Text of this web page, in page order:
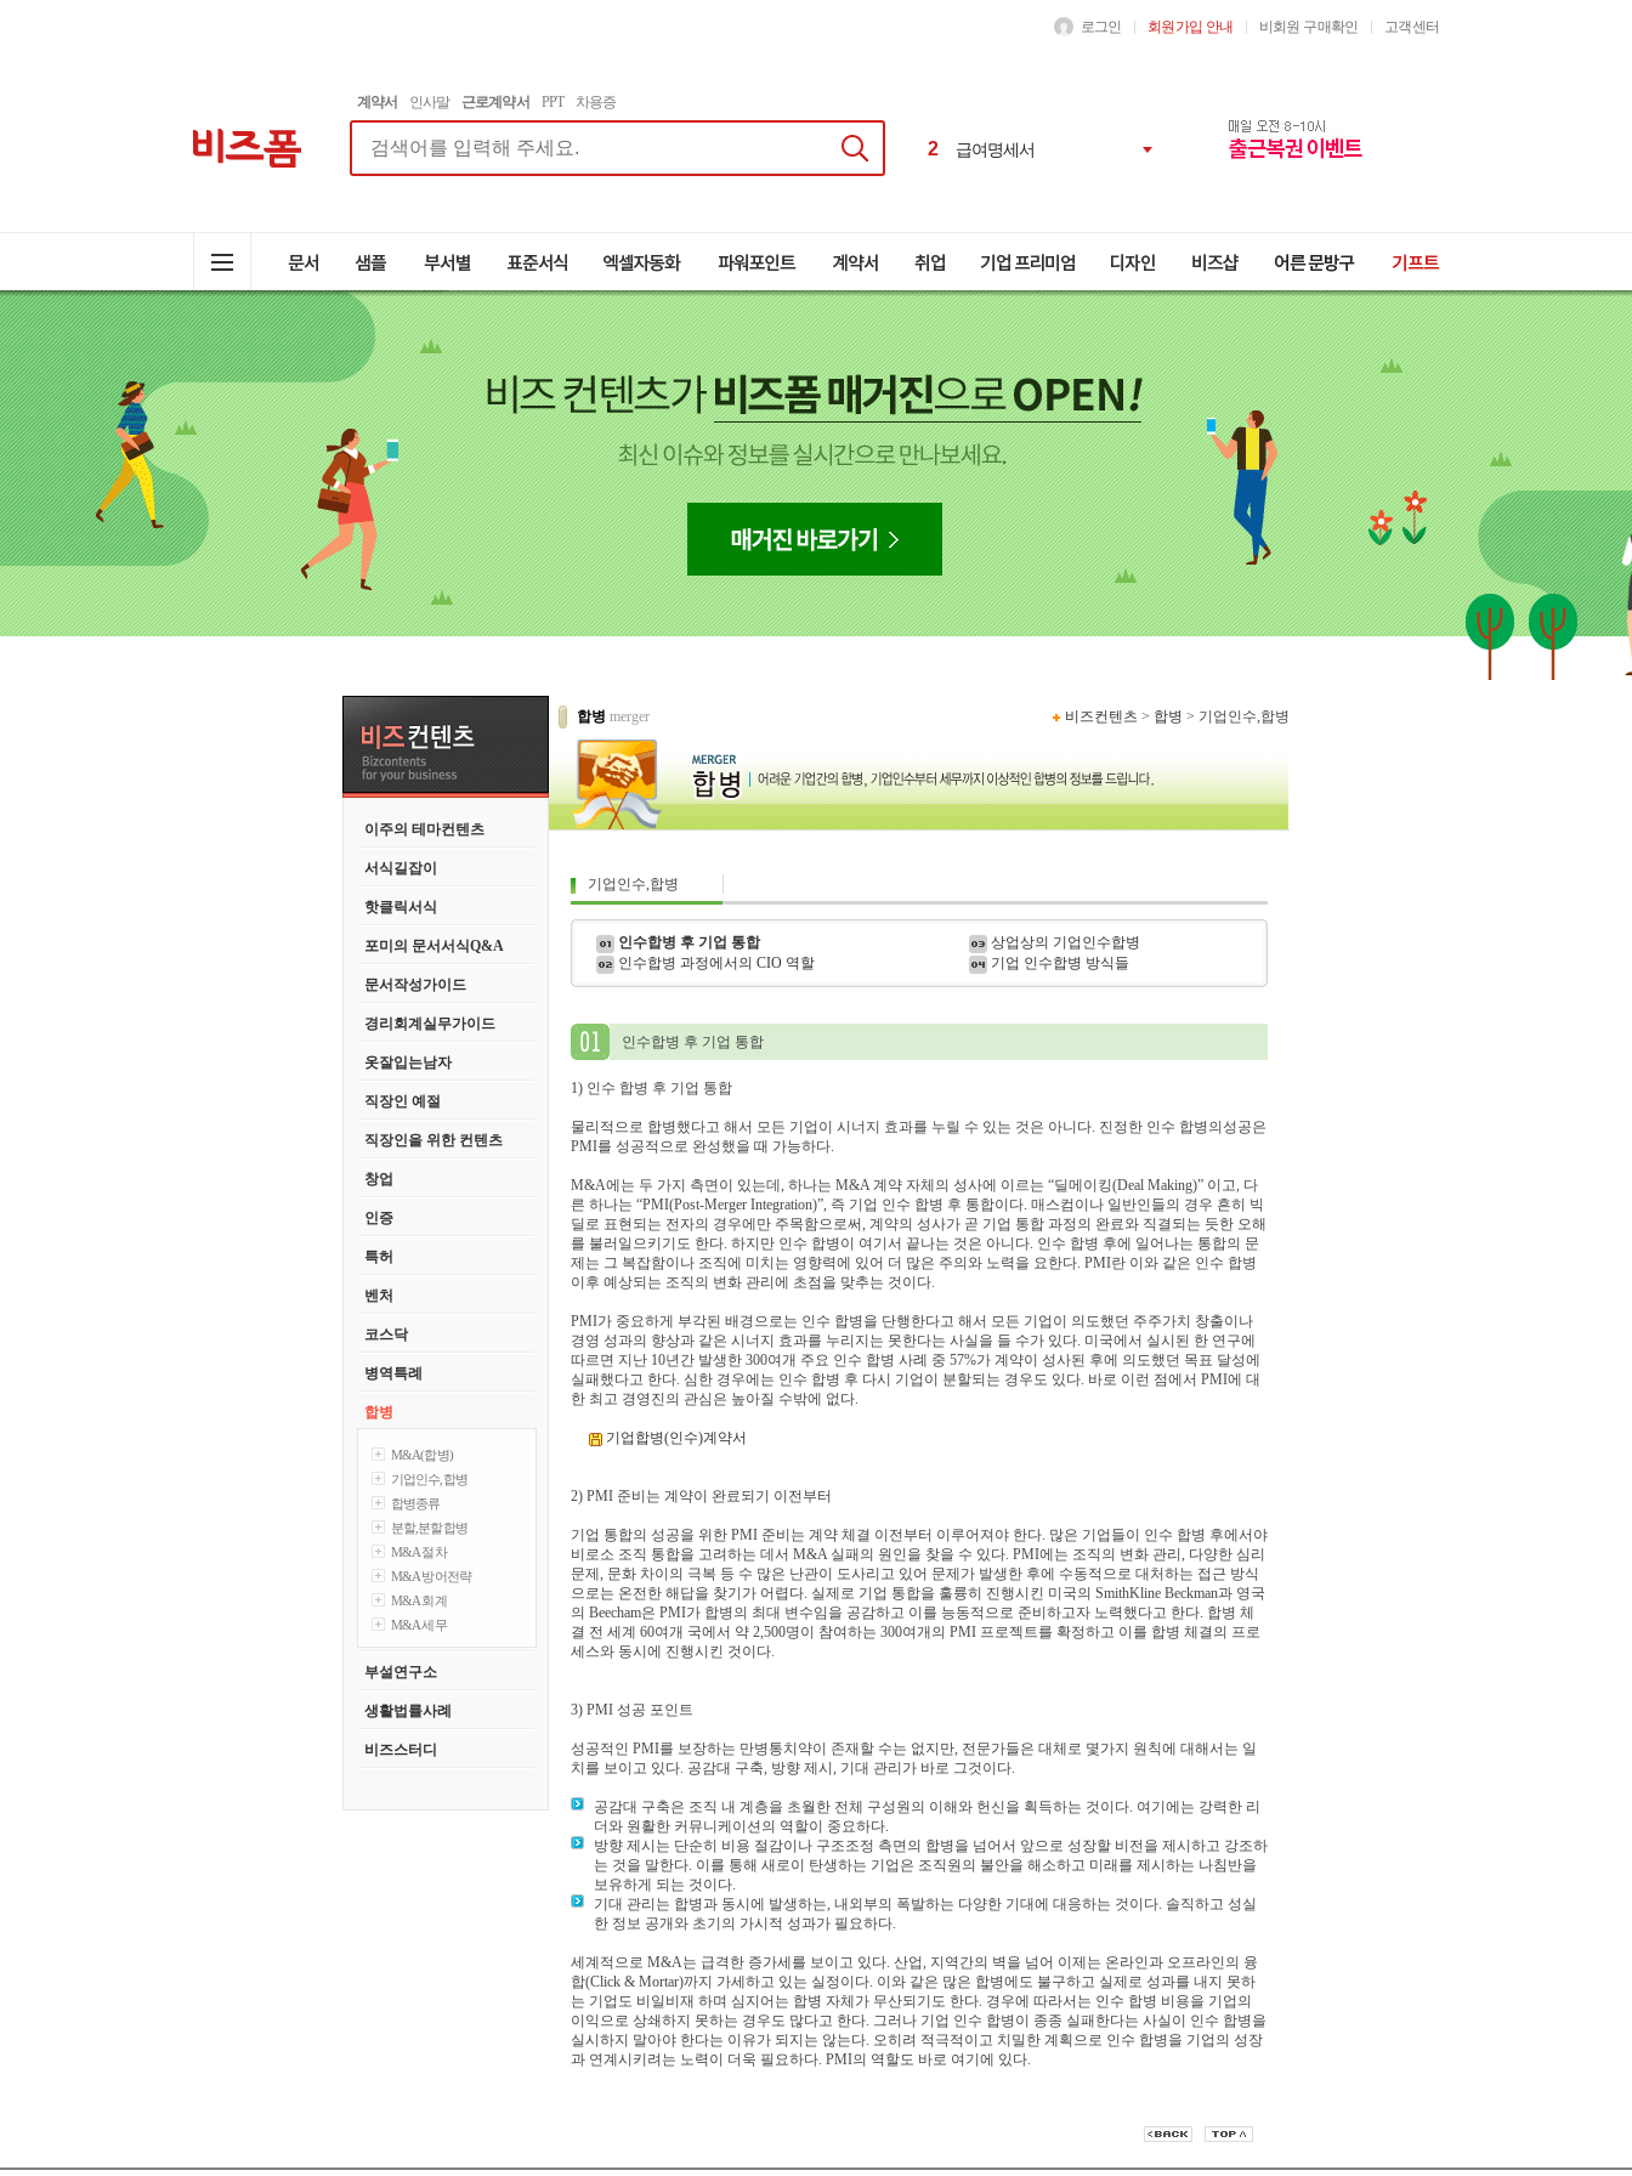
로그인 회원가입 안내 비회원 구매확인 고객센터
계약서 인사말 근로계약서 PPT 차용증
3 이력서
1 달력
이주의 테마컨텐츠
서식길잡이
핫클릭서식
포미의 문서서식Q&A
문서작성가이드
경리회계실무가이드
옷잘입는남자
직장인 예절
직장인을 위한 컨텐츠
창업
인증
특허
벤처
코스닥
병역특례
합병
M&A(합병)
기업인수,합병
합병종류
분할,분할합병
M&A 절차
M&A 방어전략
M&A 회계
M&A 세무
부설연구소
생활법률사례
비즈스터디
합병 merger 비즈컨텐츠 > 합병 > 기업인수,합병
기업인수,합병
인수합병 후 기업 통합
상업상의 기업인수합병
인수합병 과정에서의 CIO 역할
기업 인수합병 방식들
인수합병 후 기업 통합
1) 인수 합병 후 기업 통합
물리적으로 합병했다고 해서 모든 기업이 시너지 효과를 누릴 수 있는 것은 아니다. 진정한 인수 합병의성공은
PMI를 성공적으로 완성했을 때 가능하다.
M&A에는 두 가지 측면이 있는데, 하나는 M&A 계약 자체의 성사에 이르는 “딜메이킹(Deal Making)” 이고, 다
른 하나는 “PMI(Post-Merger Integration)”, 즉 기업 인수 합병 후 통합이다. 매스컴이나 일반인들의 경우 흔히 빅
딜로 표현되는 전자의 경우에만 주목함으로써, 계약의 성사가 곧 기업 통합 과정의 완료와 직결되는 듯한 오해
를 불러일으키기도 한다. 하지만 인수 합병이 여기서 끝나는 것은 아니다. 인수 합병 후에 일어나는 통합의 문
제는 그 복잡함이나 조직에 미치는 영향력에 있어 더 많은 주의와 노력을 요한다. PMI란 이와 같은 인수 합병
이후 예상되는 조직의 변화 관리에 초점을 맞추는 것이다.
PMI가 중요하게 부각된 배경으로는 인수 합병을 단행한다고 해서 모든 기업이 의도했던 주주가치 창출이나
경영 성과의 향상과 같은 시너지 효과를 누리지는 못한다는 사실을 들 수가 있다. 미국에서 실시된 한 연구에
따르면 지난 10년간 발생한 300여개 주요 인수 합병 사례 중 57%가 계약이 성사된 후에 의도했던 목표 달성에
실패했다고 한다. 심한 경우에는 인수 합병 후 다시 기업이 분할되는 경우도 있다. 바로 이런 점에서 PMI에 대
한 최고 경영진의 관심은 높아질 수밖에 없다.
기업합병(인수)계약서
2) PMI 준비는 계약이 완료되기 이전부터
기업 통합의 성공을 위한 PMI 준비는 계약 체결 이전부터 이루어져야 한다. 많은 기업들이 인수 합병 후에서야
비로소 조직 통합을 고려하는 데서 M&A 실패의 원인을 찾을 수 있다. PMI에는 조직의 변화 관리, 다양한 심리
문제, 문화 차이의 극복 등 수 많은 난관이 도사리고 있어 문제가 발생한 후에 수동적으로 대처하는 접근 방식
으로는 온전한 해답을 찾기가 어렵다. 실제로 기업 통합을 훌륭히 진행시킨 미국의 SmithKline Beckman과 영국
의 Beecham은 PMI가 합병의 최대 변수임을 공감하고 이를 능동적으로 준비하고자 노력했다고 한다. 합병 체
결 전 세계 60여개 국에서 약 2,500명이 참여하는 300여개의 PMI 프로젝트를 확정하고 이를 합병 체결의 프로
세스와 동시에 진행시킨 것이다.
3) PMI 성공 포인트
성공적인 PMI를 보장하는 만병통치약이 존재할 수는 없지만, 전문가들은 대체로 몇가지 원칙에 대해서는 일
치를 보이고 있다. 공감대 구축, 방향 제시, 기대 관리가 바로 그것이다.
공감대 구축은 조직 내 계층을 초월한 전체 구성원의 이해와 헌신을 획득하는 것이다. 여기에는 강력한 리
더와 원활한 커뮤니케이션의 역할이 중요하다.
방향 제시는 단순히 비용 절감이나 구조조정 측면의 합병을 넘어서 앞으로 성장할 비전을 제시하고 강조하
는 것을 말한다. 이를 통해 새로이 탄생하는 기업은 조직원의 불안을 해소하고 미래를 제시하는 나침반을
보유하게 되는 것이다.
기대 관리는 합병과 동시에 발생하는, 내외부의 폭발하는 다양한 기대에 대응하는 것이다. 솔직하고 성실
한 정보 공개와 초기의 가시적 성과가 필요하다.
세계적으로 M&A는 급격한 증가세를 보이고 있다. 산업, 지역간의 벽을 넘어 이제는 온라인과 오프라인의 융
합(Click & Mortar)까지 가세하고 있는 실정이다. 이와 같은 많은 합병에도 불구하고 실제로 성과를 내지 못하
는 기업도 비일비재 하며 심지어는 합병 자체가 무산되기도 한다. 경우에 따라서는 인수 합병 비용을 기업의
이익으로 상쇄하지 못하는 경우도 많다고 한다. 그러나 기업 인수 합병이 종종 실패한다는 사실이 인수 합병을
실시하지 말아야 한다는 이유가 되지는 않는다. 오히려 적극적이고 치밀한 계획으로 인수 합병을 기업의 성장
과 연계시키려는 노력이 더욱 필요하다. PMI의 역할도 바로 여기에 있다.